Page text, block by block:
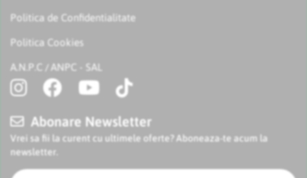
Politica de Confidentialitate
Politica Cookies
A.N.P.C / ANPC - SAL
Abonare Newsletter
Vrei sa fii la curent cu ultimele oferte? Aboneaza-te acum la
newsletter.